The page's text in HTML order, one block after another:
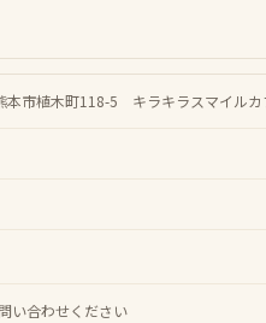
本市植木町118-5 キラキラスマイルカ
い合わせください